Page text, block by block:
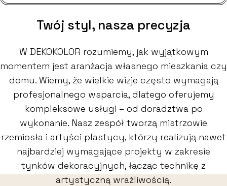
Twój styl, nasza precyzja
W DEKOKOLOR rozumiemy, jak wyjątkowym
momentem jest aranżacja własnego mieszkania czy
domu. Wiemy, że wielkie wizje często wymagają
profesjonalnego wsparcia, dlatego oferujemy
kompleksowe usługi – od doradztwa po
wykonanie. Nasz zespół tworzą mistrzowie
rzemiosła i artyści plastycy, którzy realizują nawet
najbardziej wymagające projekty w zakresie
tynków dekoracyjnych, łącząc technikę z
artystyczną wrażliwością.